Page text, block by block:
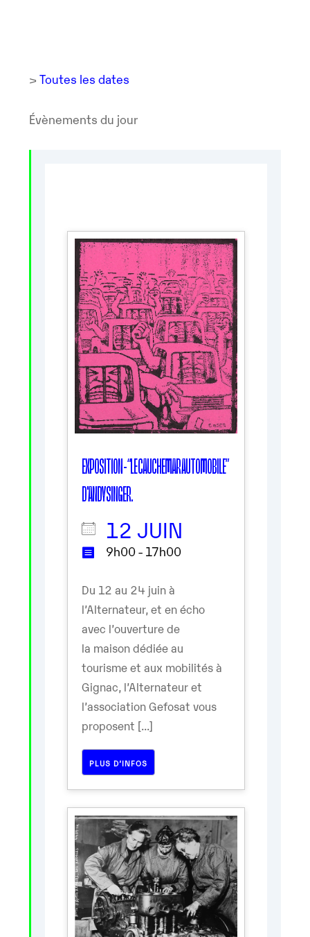
> Toutes les dates
Évènements du jour
EXPOSITION - “LE CAUCHEMAR AUTOMOBILE”
D'ANDY SINGER.
12 JUIN
9h00 - 17h00
Du 12 au 24 juin à
l’Alternateur, et en écho
avec l’ouverture de
la maison dédiée au
tourisme et aux mobilités à
Gignac, l’Alternateur et
l’association Gefosat vous
proposent [...]
PLUS D’INFOS